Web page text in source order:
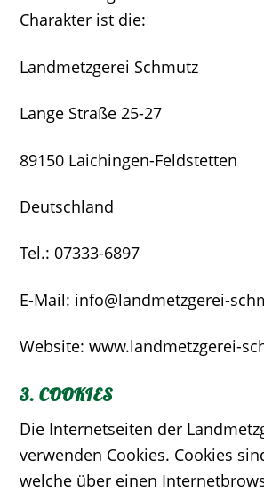
Charakter ist die:
Landmetzgerei Schmutz
Lange Straße 25-27
89150 Laichingen-Feldstetten
Deutschland
Tel.: 07333-6897
E-Mail: info@landmetzgerei-
Website: www.landmetzgerei-
3. COOKIES
Die Internetseiten der
verwenden Cookies. Cookies
welche über einen